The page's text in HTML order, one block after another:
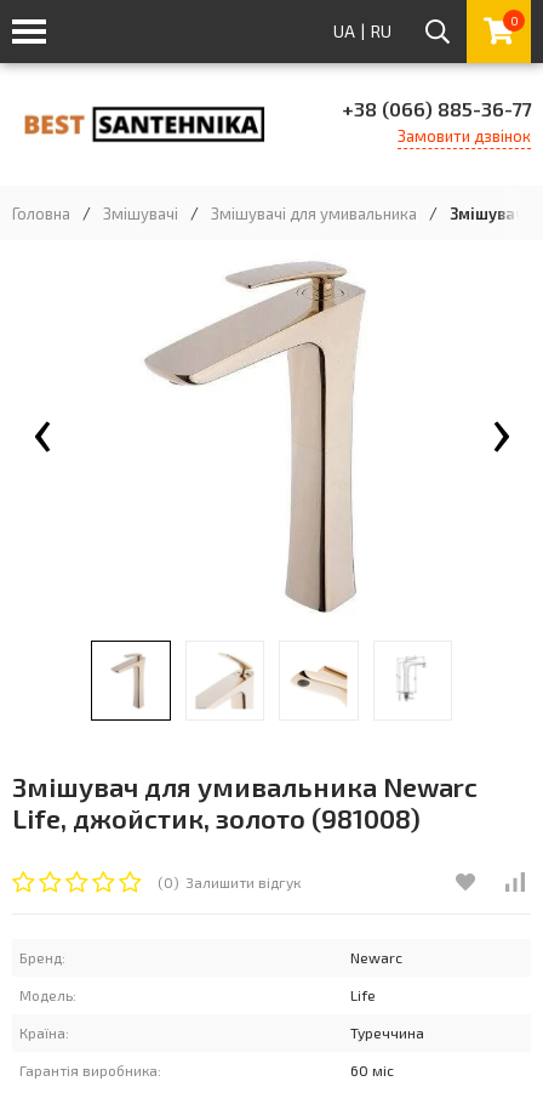
UA | RU 0
+38 (066) 885-36-77
Замовити дзвінок
Головна / Змішувачі / Змішувачі для умивальника / Змішувач
‹ ›
Змішувач для умивальника Newarc
Life, джойстик, золото (981008)
(0) Залишити відгук
Бренд: Newarc
Модель: Life
Країна: Туреччина
Гарантія виробника: 60 міс